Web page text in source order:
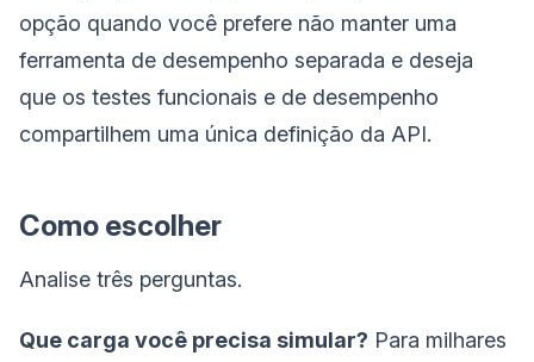
opção quando você prefere não manter uma
ferramenta de desempenho separada e deseja
que os testes funcionais e de desempenho
compartilhem uma única definição da API.
Como escolher
Analise três perguntas.
Que carga você precisa simular? Para milhares